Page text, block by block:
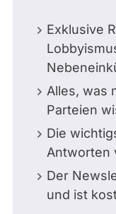
Exklusive
Alles, was
Parteien
Die
Antworten
Der
und ist